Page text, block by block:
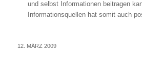
und selbst Informationen beitragen
Informationsquellen hat somit auch
12. MÄRZ 2009